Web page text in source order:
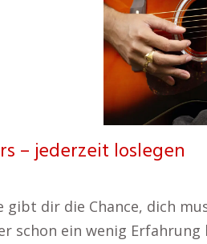
– jederzeit loslegen
dir die Chance, dich
schon ein wenig